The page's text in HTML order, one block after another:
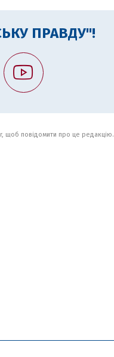
ПРАВДУ"!
щоб повідомити про це редакцію.